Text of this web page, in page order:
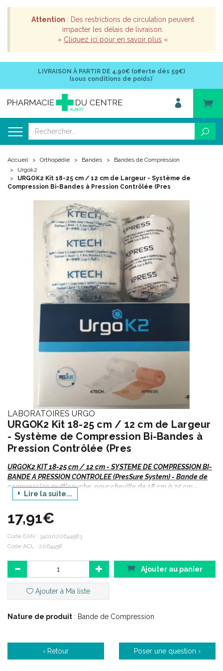
Attention : Des restrictions de circulation peuvent
impacter les délais de livraison.
» Cliquez ici pour en savoir plus «
LIVRAISON À PARTIR DE 4,90€ (offerte dès 59€)
(sous conditions de poids)*
Accueil Orthopédie Bandes
Bandes de Compression
Urgok2
URGOK2 Kit 18-25 cm / 12 cm de Largeur - Système de
Compression Bi-Bandes à Pression Contrôlée (Pres
LABORATOIRES URGO
URGOK2 Kit 18-25 cm / 12 cm de Largeur
- Système de Compression Bi-Bandes à
Pression Contrôlée (Pres
URGOK2 KIT 18-25 cm / 12 cm - SYSTEME DE COMPRESSION BI-
BANDE A PRESSION CONTROLEE (PresSure System) - Bande de
compression multicouche, pour cheville de 18 cm à 25 cm -
Largeur 12 cm - Bte/1 + 1
Ce dispositif existe en plusieurs tailles :
Largueur bande
8 cm
Présentation du kit :
Lire la suite...
17,91€
Code EAN : 3401020644583
Code ACL : 2064458
Ajouter au panier
Ajouter à Ma liste
Nature de produit : Bande de Compression
‹ Retour Poser une question ›